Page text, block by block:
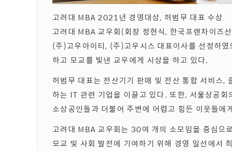
고려대 MBA 2021년 경영대상, 허범무 대표 수상
고려대 MBA 교우회(회장 정현식, 한국프랜차이즈
(주)고우아이티, (주)고우시스 대표이사를 선정하
하고 모교를 빛낸 교우에게 시상을 하고 있다.
허범무 대표는 전산기기 판매 및 전산 통합 서비스,
하는 IT 관련 기업을 이끌고 있다. 또한, 서울상공
소상공인들과 더불어 주변에 어렵고 힘든 이웃들
고려대 MBA 교우회는 30여 개의 소모임을 중심으
모교 및 사회 발전에 기여하기 위해 경영 일선에서